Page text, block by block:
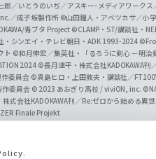
.
郎／いとうのいぢ／アスキー･メディアワーク
／成子坂製作所 ©山田鐘人・アベツカサ／小
青ブタ Project ©CLAMP・ST/講談社・
・シンエイ・テレビ朝日・ADK 1993-2024
ト ©和月伸宏／集英社・「るろうに剣心 －明治
2024 ©長月達平・株式会社KADOKAWA刊
委員会 ©真島ヒロ・上田敦夫・講談社／
作委員会 © 2023 あおぎり高校 / viviON, inc.
式会社KADOKAWA刊／Re:ゼロから始める異
Finale Projekt